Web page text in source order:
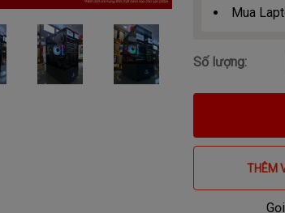
Mua
Số lượng:
THÊM